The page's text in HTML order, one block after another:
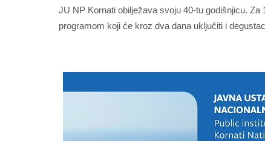
JU NP Kornati obilježava svoju 40-tu godišnjicu.
programom koji će kroz dva dana uključiti i